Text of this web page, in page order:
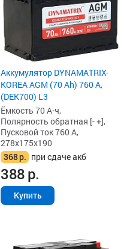
Аккумулятор DYNAMATRIX-
KOREA AGM (70 Ah) 760 А,
(DEK700) L3
Ёмкость 70 А·ч,
Полярность обратная [- +],
Пусковой ток 760 А,
278x175x190
368р. при сдаче акб
388р.
Купить